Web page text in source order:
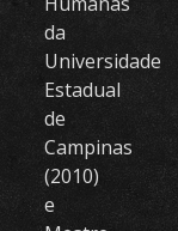
da
Universidade
Estadual
de
Campinas
(2010)
e